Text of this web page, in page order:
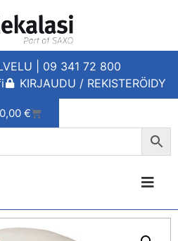
| 09 341 72 800
KIRJAUDU / REKISTERÖIDY
0,00 €